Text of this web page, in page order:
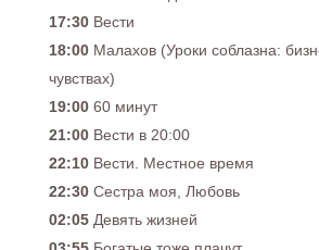
17:30 Вести
18:00 Малахов (Уроки соблазна:
чувствах)
19:00 60 минут
21:00 Вести в 20:00
22:10 Вести. Местное время
22:30 Сестра моя, Любовь
02:05 Девять жизней